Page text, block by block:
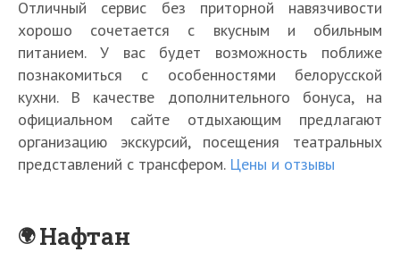
Отличный сервис без приторной навязчивости
хорошо сочетается с вкусным и обильным
питанием. У вас будет возможность поближе
познакомиться с особенностями белорусской
кухни. В качестве дополнительного бонуса, на
официальном сайте отдыхающим предлагают
организацию экскурсий, посещения театральных
представлений с трансфером. Цены и отзывы
Нафтан